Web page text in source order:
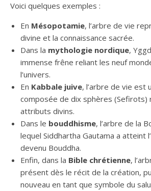
Voici quelques exemples :
En Mésopotamie, l’arbre de vie
divine et la connaissance sacrée.
Dans la mythologie nordique,
immense frêne reliant les neuf
l’univers.
En Kabbale juive, l’arbre de vie est
composée de dix sphères (Sefirots)
attributs divins.
Dans le bouddhisme, l’arbre de la
lequel Siddhartha Gautama a atteint
devenu Bouddha.
Enfin, dans la Bible chrétienne,
présent dès le récit de la création,
nouveau en tant que symbole du